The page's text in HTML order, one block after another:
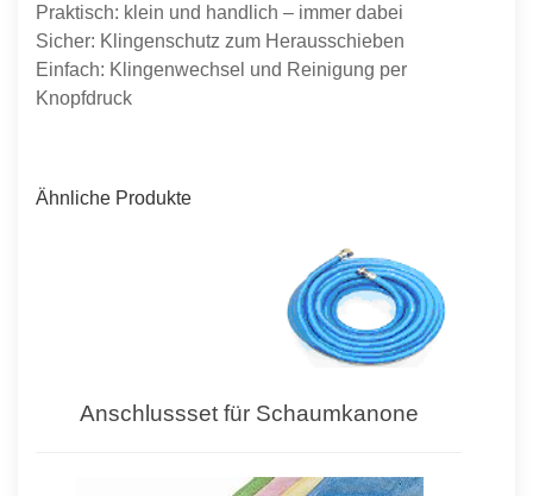
Praktisch: klein und handlich – immer dabei
Sicher: Klingenschutz zum Herausschieben
Einfach: Klingenwechsel und Reinigung per
Knopfdruck
Ähnliche Produkte
Anschlussset für Schaumkanone